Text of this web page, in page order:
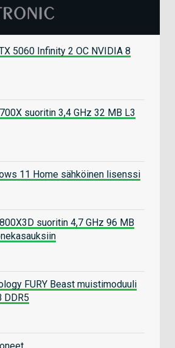
5060 Infinity 2 OC NVIDIA 8
suoritin 3,4 GHz 32 MB L3
11 Home sähköinen lisenssi
suoritin 4,7 GHz 96 MB
FURY Beast muistimoduuli
DDR5